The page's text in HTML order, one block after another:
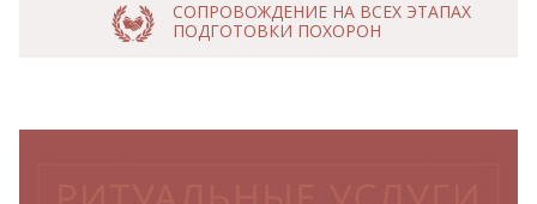
СОПРОВОЖДЕНИЕ НА ВСЕХ ЭТАПАХ
ПОДГОТОВКИ ПОХОРОН